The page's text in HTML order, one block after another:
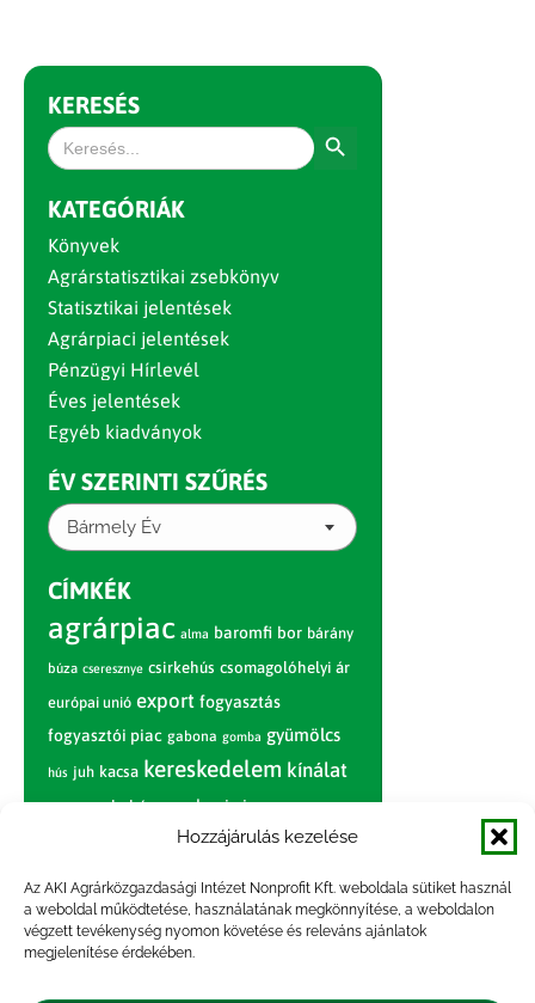
Hozzájárulás kezelése
Az AKI Agrárközgazdasági Intézet Nonprofit Kft. weboldala sütiket használ
a weboldal működtetése, használatának megkönnyítése, a weboldalon
végzett tevékenység nyomon követése és releváns ajánlatok
megjelenítése érdekében.
KERESÉS
Search
for:
KATEGÓRIÁK
Könyvek
Agrárstatisztikai zsebkönyv
Statisztikai jelentések
Agrárpiaci jelentések
Pénzügyi Hírlevél
Éves jelentések
Egyéb kiadványok
ÉV SZERINTI SZŰRÉS
Bármely Év
CÍMKÉK
agrárpiac alma baromfi bor bárány
búza cseresznye csirkehús csomagolóhelyi ár
európai unió export fogyasztás
fogyasztói piac gabona gomba gyümölcs
hús juh kacsa kereskedelem kínálat
körte marhahús nagybani piac narancs
nemzetközi árinformációk
paradicsom piac piaci jelentés
pulyka pulykahús sertés sertéshús
szarvasmarha termelés
termelői